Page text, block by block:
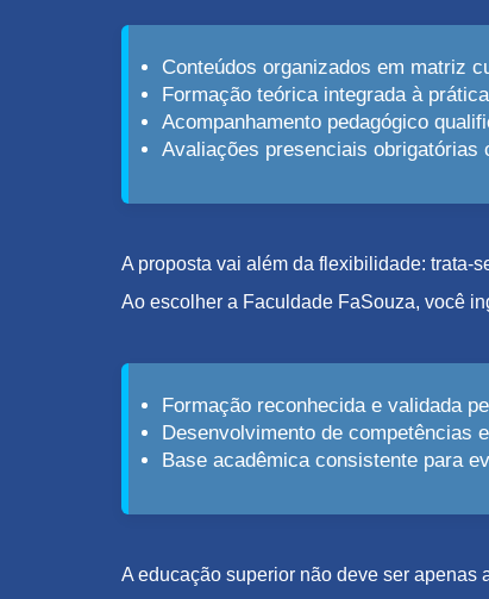
Conteúdos organizados em matriz
Formação teórica integrada à
Acompanhamento pedagógico
Avaliações presenciais obrigatórias
A proposta vai além da flexibilidade: trata-
Ao escolher a Faculdade FaSouza, você
Formação reconhecida e validada
Desenvolvimento de competências
Base acadêmica consistente para
A educação superior não deve ser